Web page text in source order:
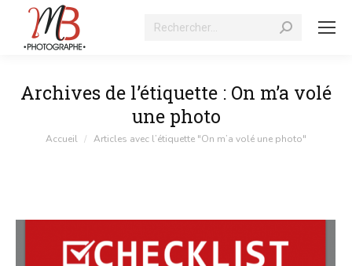
Recherche
Archives de l’étiquette : On m’a volé
une photo
Vous êtes ici :
Accueil Articles avec l’étiquette "On m’a volé une photo"